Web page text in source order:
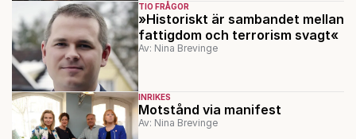
TIO FRÅGOR
»Historiskt är sambandet mellan
fattigdom och terrorism svagt«
Av: Nina Brevinge
INRIKES
Motstånd via manifest
Av: Nina Brevinge